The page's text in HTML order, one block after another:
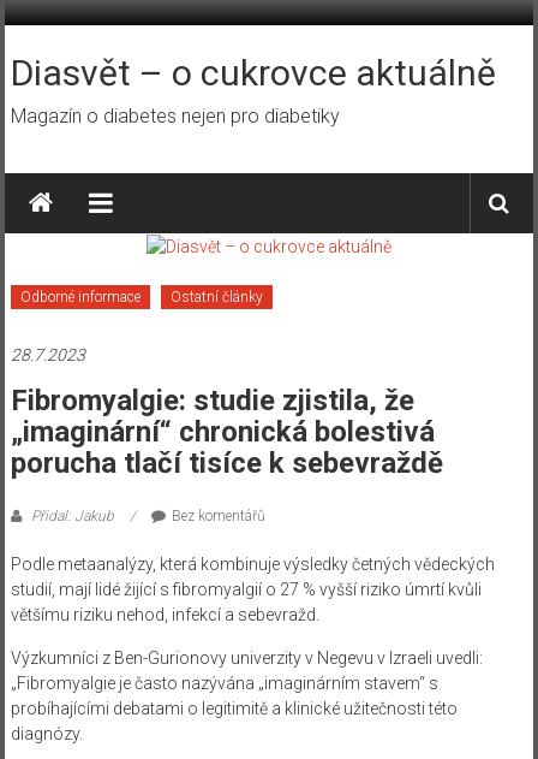
Přeskočit
obsah
Diasvět – o cukrovce aktuálně
Magazín o diabetes nejen pro diabetiky
Odborné informace Ostatní články
28.7.2023
Fibromyalgie: studie zjistila, že
„imaginární“ chronická bolestivá
porucha tlačí tisíce k sebevraždě
Přidal: Jakub Bez komentářů
Podle metaanalýzy, která kombinuje výsledky četných vědeckých
studií, mají lidé žijící s fibromyalgií o 27 % vyšší riziko úmrtí kvůli
většímu riziku nehod, infekcí a sebevražd.
Výzkumníci z Ben-Gurionovy univerzity v Negevu v Izraeli uvedli:
„Fibromyalgie je často nazývána „imaginárním stavem“ s
probíhajícími debatami o legitimitě a klinické užitečnosti této
diagnózy.